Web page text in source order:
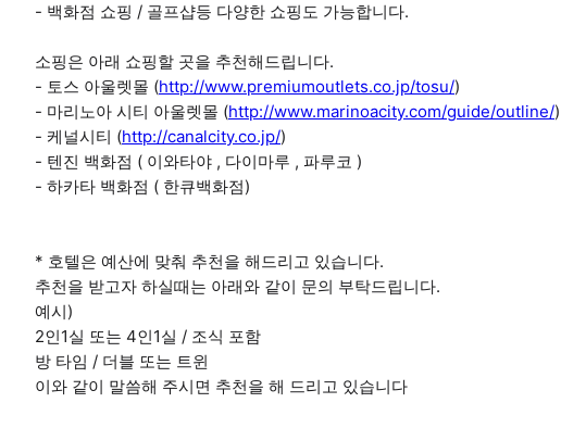
- 백화점 쇼핑 / 골프샵등 다양한 쇼핑도 가능합니다.
소핑은 아래 쇼핑할 곳을 추천해드립니다.
- 토스 아울렛몰 (http://www.premiumoutlets.co.jp/tosu/)
- 마리노아 시티 아울렛몰 (http://www.marinoacity.com/guide/outline/)
- 케널시티 (http://canalcity.co.jp/)
- 텐진 백화점 ( 이와타야 , 다이마루 , 파루코 )
- 하카타 백화점 ( 한큐백화점)
* 호텔은 예산에 맞춰 추천을 해드리고 있습니다.
추천을 받고자 하실때는 아래와 같이 문의 부탁드립니다.
예시)
2인1실 또는 4인1실 / 조식 포함
방 타임 / 더블 또는 트윈
이와 같이 말씀해 주시면 추천을 해 드리고 있습니다